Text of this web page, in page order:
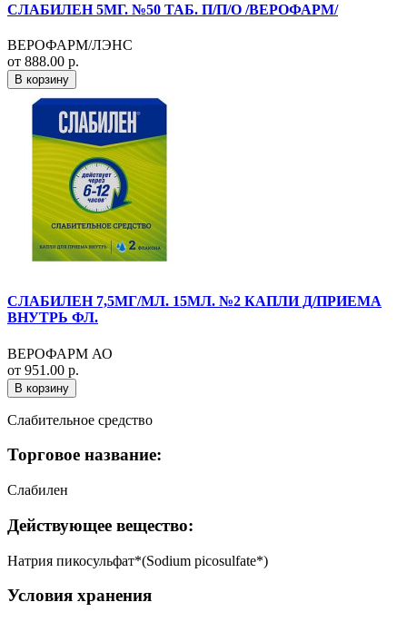
СЛАБИЛЕН 5МГ. №50 ТАБ. П/П/О /ВЕРОФАРМ/
ВЕРОФАРМ/ЛЭНС
от 888.00 р.
В корзину
СЛАБИЛЕН 7,5МГ/МЛ. 15МЛ. №2 КАПЛИ Д/ПРИЕМА
ВНУТРЬ ФЛ.
ВЕРОФАРМ АО
от 951.00 р.
В корзину
Слабительное средство
Торговое название:
Слабилен
Действующее вещество:
Натрия пикосульфат*(Sodium picosulfate*)
Условия хранения